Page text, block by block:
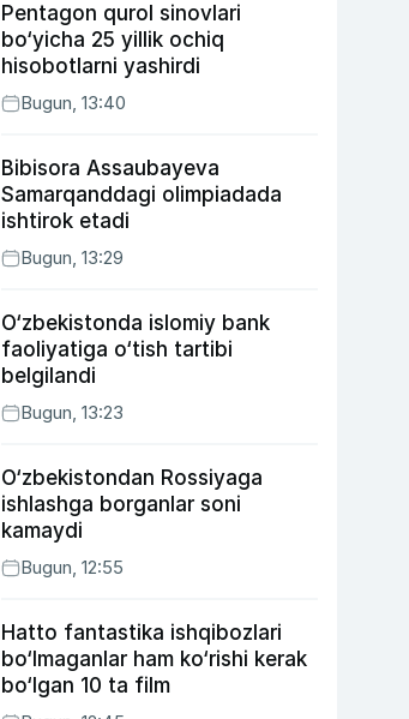
Pentagon qurol sinovlari
bo‘yicha 25 yillik ochiq
hisobotlarni yashirdi
Bugun, 13:40
Bibisora Assaubayeva
Samarqanddagi olimpiadada
ishtirok etadi
Bugun, 13:29
O‘zbekistonda islomiy bank
faoliyatiga o‘tish tartibi
belgilandi
Bugun, 13:23
O‘zbekistondan Rossiyaga
ishlashga borganlar soni
kamaydi
Bugun, 12:55
Hatto fantastika ishqibozlari
bo‘lmaganlar ham ko‘rishi kerak
bo‘lgan 10 ta film